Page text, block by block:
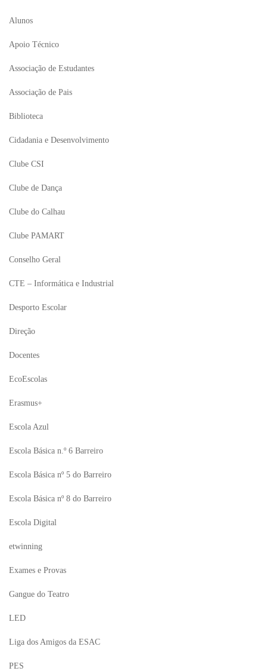
Alunos
Apoio Técnico
Associação de Estudantes
Associação de Pais
Biblioteca
Cidadania e Desenvolvimento
Clube CSI
Clube de Dança
Clube do Calhau
Clube PAMART
Conselho Geral
CTE – Informática e Industrial
Desporto Escolar
Direção
Docentes
EcoEscolas
Erasmus+
Escola Azul
Escola Básica n.º 6 Barreiro
Escola Básica nº 5 do Barreiro
Escola Básica nº 8 do Barreiro
Escola Digital
etwinning
Exames e Provas
Gangue do Teatro
LED
Liga dos Amigos da ESAC
PES